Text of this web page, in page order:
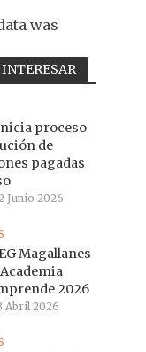
was
proceso
de
pagadas
Junio 2026
Magallanes
2026
Abril 2026